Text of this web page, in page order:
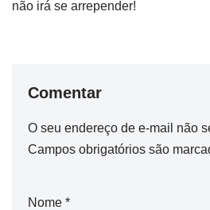
não irá se arrepender!
Comentar
O seu endereço de e-mail não
Campos obrigatórios são
Nome *